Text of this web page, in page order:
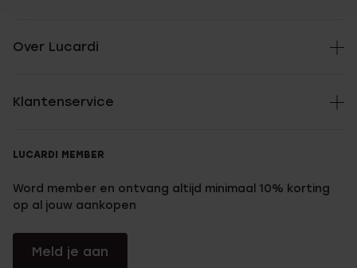
Over Lucardi
Klantenservice
LUCARDI MEMBER
Word member en ontvang altijd minimaal 10% korting
op al jouw aankopen
Meld je aan